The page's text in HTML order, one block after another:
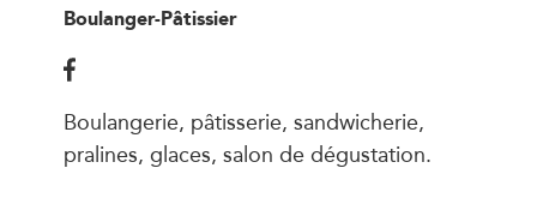
Boulanger-Pâtissier
Boulangerie, pâtisserie, sandwicherie,
pralines, glaces, salon de dégustation.